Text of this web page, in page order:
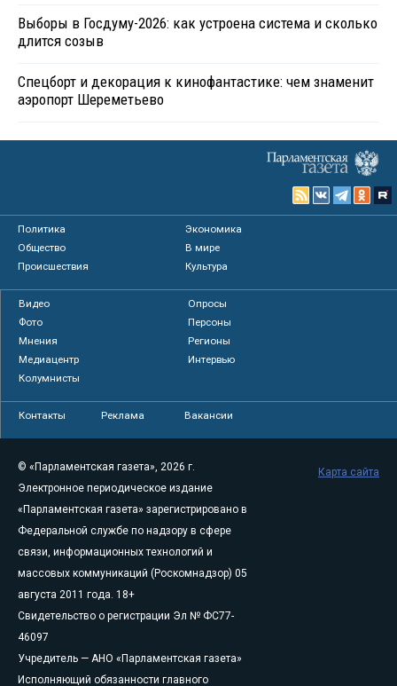
Выборы в Госдуму-2026: как устроена система и сколько
длится созыв
Спецборт и декорация к кинофантастике: чем знаменит
аэропорт Шереметьево
Политика
Экономика
Общество
В мире
Происшествия
Культура
Видео
Опросы
Фото
Персоны
Мнения
Регионы
Медиацентр
Интервью
Колумнисты
Контакты Реклама Вакансии
© «Парламентская газета», 2026 г.
Электронное периодическое издание
«Парламентская газета» зарегистрировано в
Федеральной службе по надзору в сфере
связи, информационных технологий и
массовых коммуникаций (Роскомнадзор) 05
августа 2011 года. 18+
Свидетельство о регистрации Эл № ФС77-
46097
Учредитель — АНО «Парламентская газета»
Исполняющий обязанности главного
Карта сайта